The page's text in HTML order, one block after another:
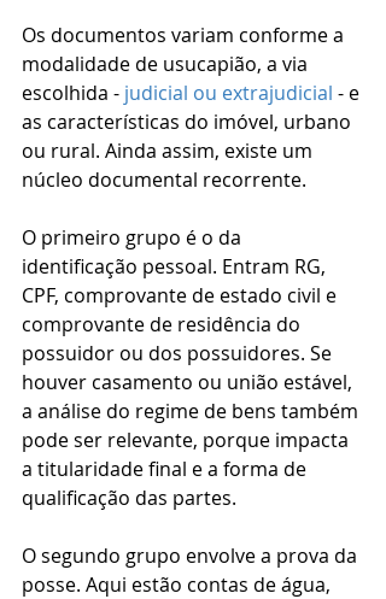
Os documentos variam conforme a
modalidade de usucapião, a via
escolhida - judicial ou extrajudicial - e
as características do imóvel, urbano
ou rural. Ainda assim, existe um
núcleo documental recorrente.
O primeiro grupo é o da
identificação pessoal. Entram RG,
CPF, comprovante de estado civil e
comprovante de residência do
possuidor ou dos possuidores. Se
houver casamento ou união estável,
a análise do regime de bens também
pode ser relevante, porque impacta
a titularidade final e a forma de
qualificação das partes.
O segundo grupo envolve a prova da
posse. Aqui estão contas de água,